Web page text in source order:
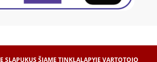
SLAPUKUS ŠIAME TINKLALAPYJE VARTOTOJO